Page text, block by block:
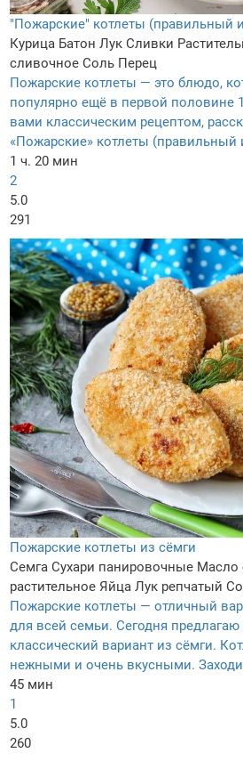
"Пожарские" котлеты (правильный
Курица Батон Лук Сливки
сливочное Соль Перец
Пожарские котлеты — это блюдо,
популярно ещё в первой половине
вами классическим рецептом,
«Пожарские» котлеты (правильный
1 ч. 20 мин
2
5.0
291
Пожарские котлеты из сёмги
Семга Сухари панировочные Масло
растительное Яйца Лук репчатый
Пожарские котлеты — отличный
для всей семьи. Сегодня предлагаю
классический вариант из сёмги.
нежными и очень вкусными.
45 мин
1
5.0
260